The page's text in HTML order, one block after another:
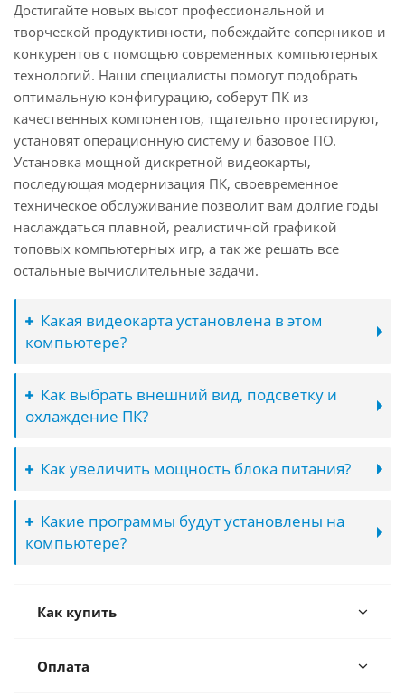
Достигайте новых высот профессиональной и
творческой продуктивности, побеждайте соперников и
конкурентов с помощью современных компьютерных
технологий. Наши специалисты помогут подобрать
оптимальную конфигурацию, соберут ПК из
качественных компонентов, тщательно протестируют,
установят операционную систему и базовое ПО.
Установка мощной дискретной видеокарты,
последующая модернизация ПК, своевременное
техническое обслуживание позволит вам долгие годы
наслаждаться плавной, реалистичной графикой
топовых компьютерных игр, а так же решать все
остальные вычислительные задачи.
Какая видеокарта установлена в этом
компьютере?
Как выбрать внешний вид, подсветку и
охлаждение ПК?
Как увеличить мощность блока питания?
Какие программы будут установлены на
компьютере?
Как купить
Оплата